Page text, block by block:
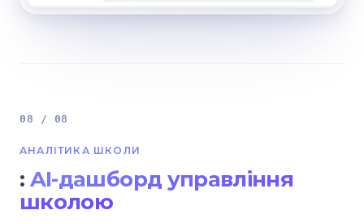
08 / 08
АНАЛІТИКА ШКОЛИ
: AI-дашборд управління
школою